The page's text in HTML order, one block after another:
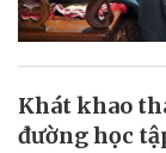
Khát khao
đường học